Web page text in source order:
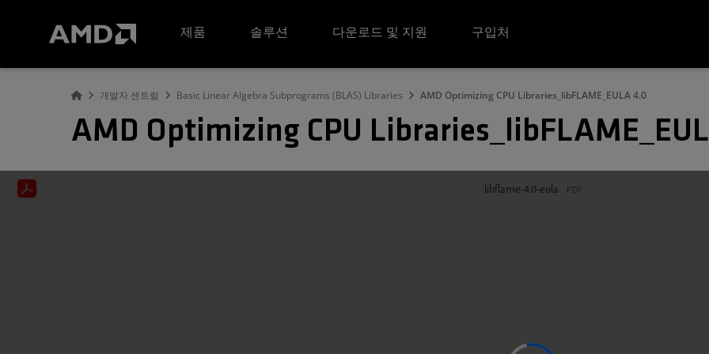
제품
솔루션 다운로드 및 지원 구입처
개발자 센트럴 Basic Linear Algebra Subprograms (BLAS) Libraries AMD Optimizing CPU Libraries_libFLAME_EULA 4.0
AMD Optimizing CPU